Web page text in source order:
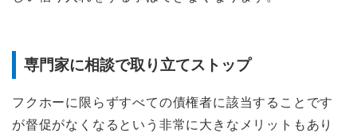
専門家に相談で取り立てストップ
フクホーに限らずすべての債権者に該当することです
が督促がなくなるという非常に大きなメリットもあり